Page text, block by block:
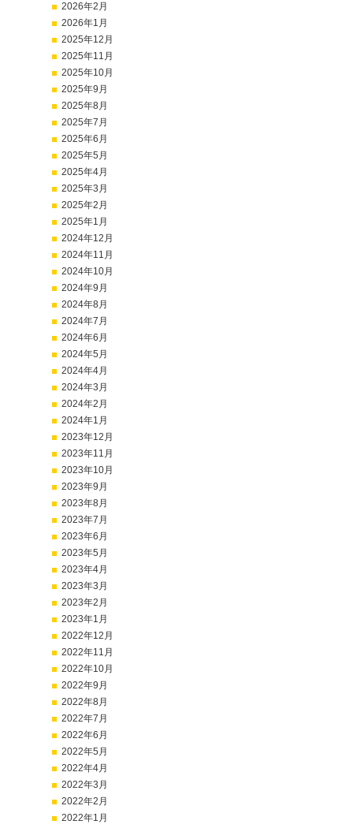
2026年2月
2026年1月
2025年12月
2025年11月
2025年10月
2025年9月
2025年8月
2025年7月
2025年6月
2025年5月
2025年4月
2025年3月
2025年2月
2025年1月
2024年12月
2024年11月
2024年10月
2024年9月
2024年8月
2024年7月
2024年6月
2024年5月
2024年4月
2024年3月
2024年2月
2024年1月
2023年12月
2023年11月
2023年10月
2023年9月
2023年8月
2023年7月
2023年6月
2023年5月
2023年4月
2023年3月
2023年2月
2023年1月
2022年12月
2022年11月
2022年10月
2022年9月
2022年8月
2022年7月
2022年6月
2022年5月
2022年4月
2022年3月
2022年2月
2022年1月